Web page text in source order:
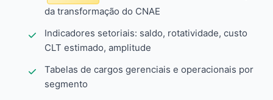
da transformação do CNAE
Indicadores setoriais: saldo, rotatividade, custo
CLT estimado, amplitude
Tabelas de cargos gerenciais e operacionais por
segmento